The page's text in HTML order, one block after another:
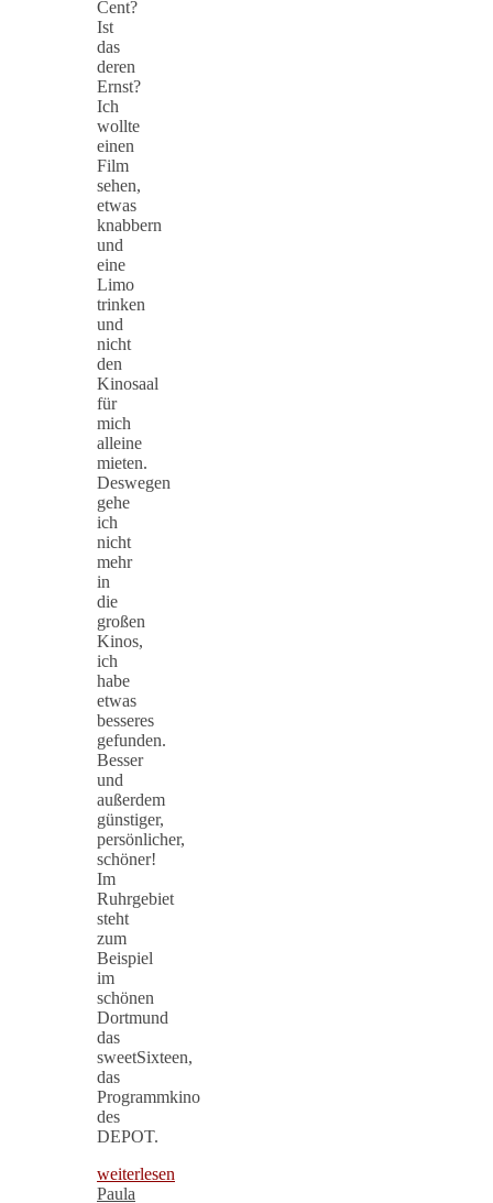
Cent?
Ist
das
deren
Ernst?
Ich
wollte
einen
Film
sehen,
etwas
knabbern
und
eine
Limo
trinken
und
nicht
den
Kinosaal
für
mich
alleine
mieten.
Deswegen
gehe
ich
nicht
mehr
in
die
großen
Kinos,
ich
habe
etwas
besseres
gefunden.
Besser
und
außerdem
günstiger,
persönlicher,
schöner!
Im
Ruhrgebiet
steht
zum
Beispiel
im
schönen
Dortmund
das
sweetSixteen,
das
Programmkino
des
DEPOT.
weiterlesen
Paula